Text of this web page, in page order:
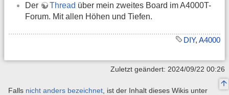
Der
Thread über mein zweites Board im A4000T-
Forum. Mit allen Höhen und Tiefen.
DIY, A4000
Zuletzt geändert: 2024/09/22 00:26
Falls nicht anders bezeichnet , ist der Inhalt dieses Wikis unter